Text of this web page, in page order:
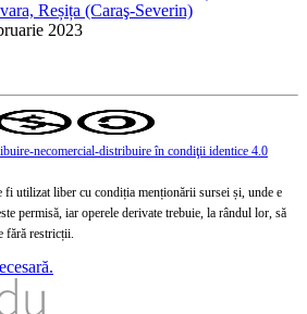
Reșița (Caraş-Severin)
2023
necomercial-distribuire în condiţii identice 4.0
fi utilizat liber cu condiția menționării sursei și, unde e
permisă, iar operele derivate trebuie, la rândul lor, să
fără restricții.